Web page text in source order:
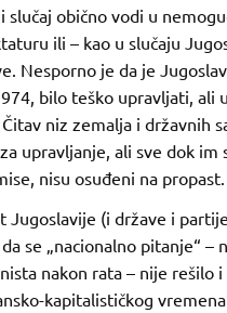
obično vodi u
ili – kao u slučaju
Nesporno je da je
bilo teško upravljati, ali
niz zemalja i državnih
upravljanje, ali sve dok im
nisu osuđeni na propast.
Jugoslavije (i države i
se „nacionalno pitanje“ –
nakon rata – nije rešilo i
kapitalističkog